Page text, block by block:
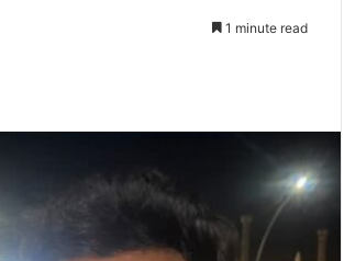
1 minute read